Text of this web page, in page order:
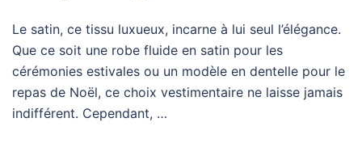
Le satin, ce tissu luxueux, incarne à lui seul l’élégance.
Que ce soit une robe fluide en satin pour les
cérémonies estivales ou un modèle en dentelle pour le
repas de Noël, ce choix vestimentaire ne laisse jamais
indifférent. Cependant, …